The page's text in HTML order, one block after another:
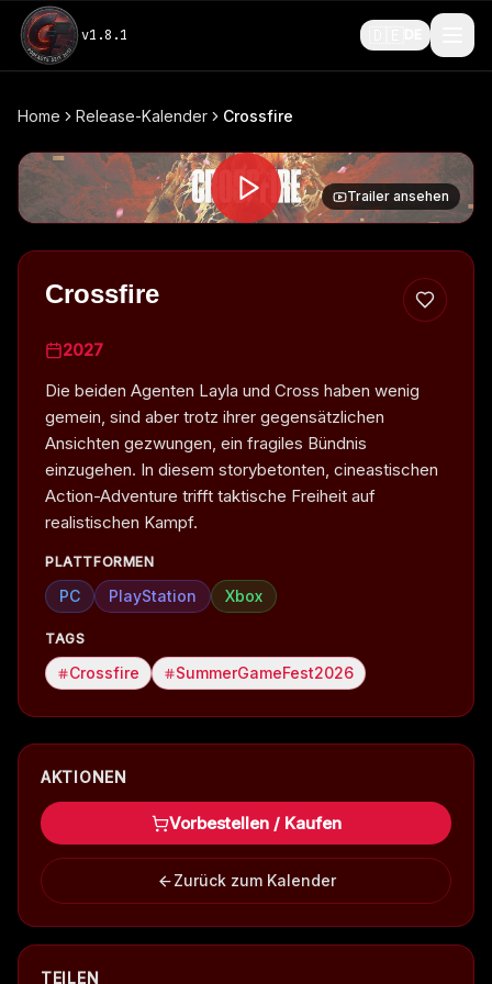
v1.8.1
Home Release-Kalender Crossfire
Trailer ansehen
Crossfire
2027
Die beiden Agenten Layla und Cross haben wenig
gemein, sind aber trotz ihrer gegensätzlichen
Ansichten gezwungen, ein fragiles Bündnis
einzugehen. In diesem storybetonten, cineastischen
Action-Adventure trifft taktische Freiheit auf
realistischen Kampf.
PLATTFORMEN
PC PlayStation Xbox
TAGS
Crossfire SummerGameFest2026
AKTIONEN
Vorbestellen / Kaufen
Zurück zum Kalender
TEILEN